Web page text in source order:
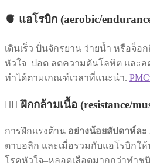
🫀 แอโรบิก (aerobic/
เดินเร็ว ปั่นจักรยาน ว่ายน้ำ หรือจ็อ
หัวใจ–ปอด ลดความดันโลหิต และล
ทำได้ตามเกณฑ์เวลาที่แนะนำ. PMC
🏋️‍♂️ ฝึกกล้ามเนื้อ (resistance/
การฝึกแรงต้าน อย่างน้อยสัปดาห์ละ
ตาบอลิก และเมื่อรวมกับแอโรบิกใ
โรคหัวใจ–หลอดเลือดมากกว่าทำชนิ